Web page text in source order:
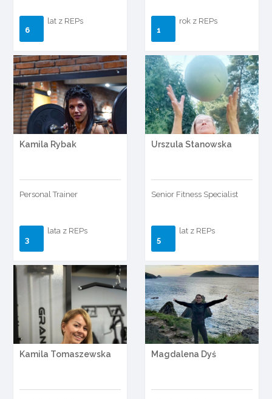
6
lat z REPs
1
rok z REPs
Kamila Rybak
Personal Trainer
3
lata z REPs
Urszula Stanowska
Senior Fitness Specialist
5
lat z REPs
Kamila Tomaszewska Magdalena Dyś